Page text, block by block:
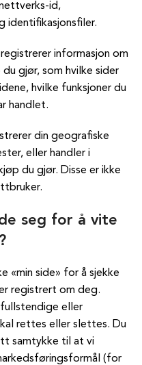
id,
identifikasjonsfiler.
informasjon om
gjør, som hvilke sider
hvilke funksjoner du
handlet.
din geografiske
eller handler i
du gjør. Disse er ikke
seg for å vite
«min side» for å sjekke
registrert om deg.
eller
rettes eller slettes. Du
samtykke til at vi
(for